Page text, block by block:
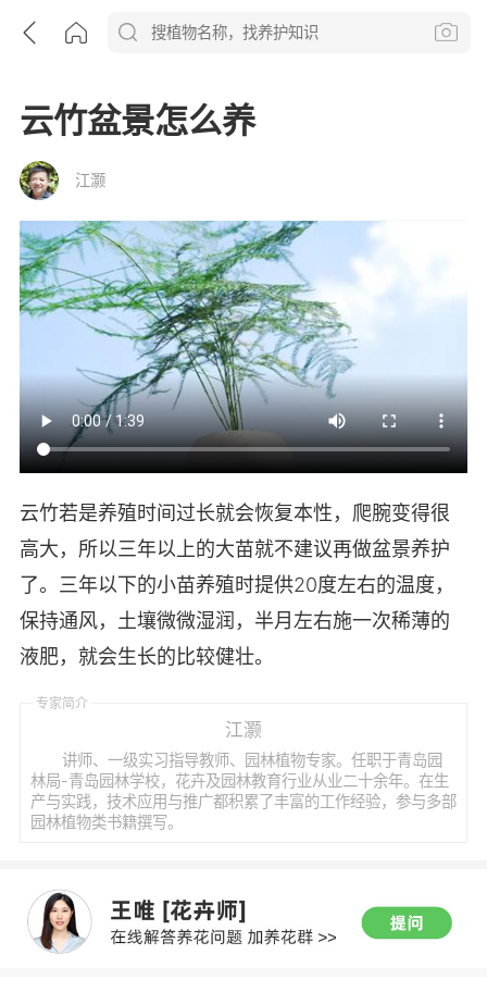
云竹盆景怎么养
江灏
云竹若是养殖时间过长就会恢复本性，爬腕变得很
高大，所以三年以上的大苗就不建议再做盆景养护
了。三年以下的小苗养殖时提供20度左右的温度，
保持通风，土壤微微湿润，半月左右施一次稀薄的
液肥，就会生长的比较健壮。
专家简介
江灏
讲师、一级实习指导教师、园林植物专家。任职于青岛园
林局-青岛园林学校，花卉及园林教育行业从业二十余年。在生
产与实践，技术应用与推广都积累了丰富的工作经验，参与多部
园林植物类书籍撰写。